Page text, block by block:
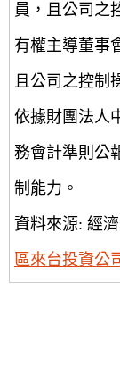
員，且公司之
有權主導董事
且公司之控制
依據財團法人
務會計準則公
制能力。
資料來源: 經
區來台投資公